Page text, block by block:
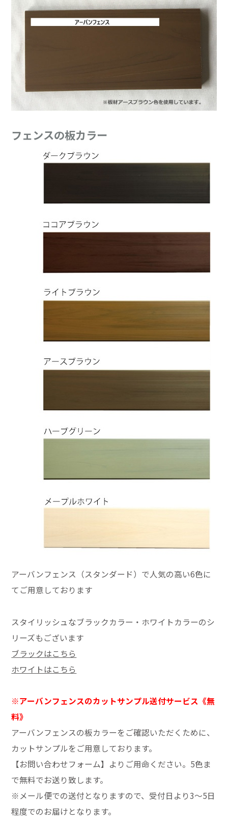
フェンスの板カラー
アーバンフェンス（スタンダード）で人気の高い6色に
てご用意しております
スタイリッシュなブラックカラー・ホワイトカラーのシ
リーズもございます
ブラックはこちら
ホワイトはこちら
※アーバンフェンスのカットサンプル送付サービス《無
料》
アーバンフェンスの板カラーをご確認いただくために、
カットサンプルをご用意しております。
【お問い合わせフォーム】よりご用命ください。5色ま
で無料でお送り致します。
※メール便での送付となりますので、受付日より3～5日
程度でのお届けとなります。